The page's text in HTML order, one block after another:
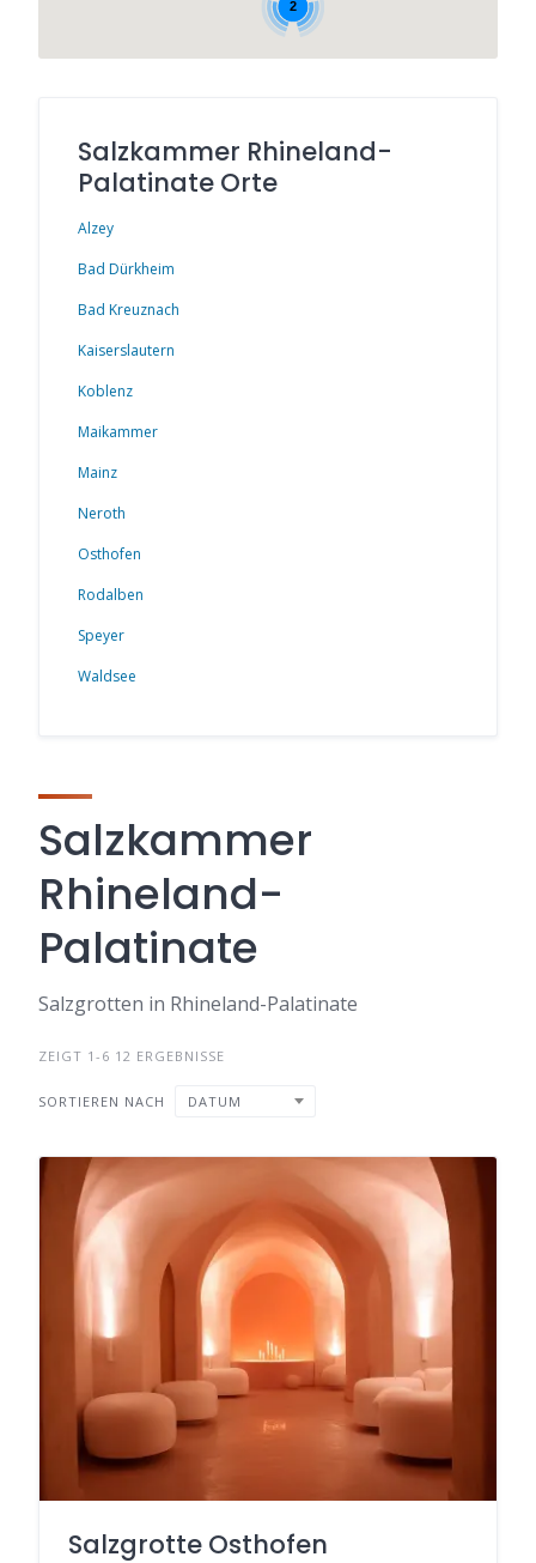
2
Salzkammer Rhineland-
Palatinate Orte
Alzey
Bad Dürkheim
Bad Kreuznach
Kaiserslautern
Koblenz
Maikammer
Mainz
Neroth
Osthofen
Rodalben
Speyer
Waldsee
Salzkammer
Rhineland-
Palatinate
Salzgrotten in Rhineland-Palatinate
ZEIGT 1-6 12 ERGEBNISSE
SORTIEREN NACH DATUM
Salzgrotte Osthofen